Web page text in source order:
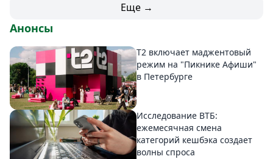
Еще →
Анонсы
Т2 включает маджентовый
режим на "Пикнике Афиши"
в Петербурге
Исследование ВТБ:
ежемесячная смена
категорий кешбэка создает
волны спроса